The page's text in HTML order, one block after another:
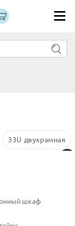
33U двухрамная
шкаф